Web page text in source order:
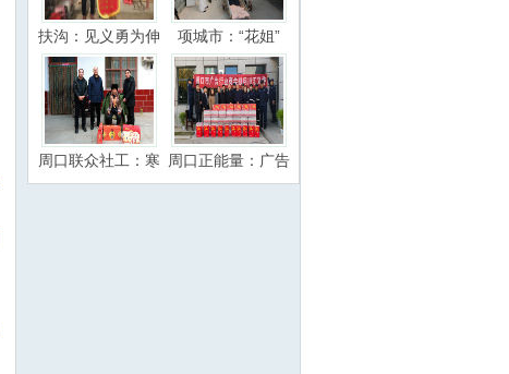
扶沟：见义勇为伸 项城市：“花姐”
周口联众社工：寒 周口正能量：广告